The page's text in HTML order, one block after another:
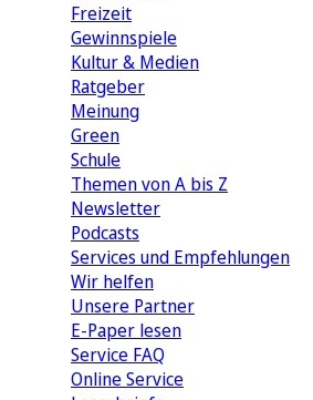
Freizeit
Gewinnspiele
Kultur & Medien
Ratgeber
Meinung
Green
Schule
Themen von A bis Z
Newsletter
Podcasts
Services und Empfehlungen
Wir helfen
Unsere Partner
E-Paper lesen
Service FAQ
Online Service